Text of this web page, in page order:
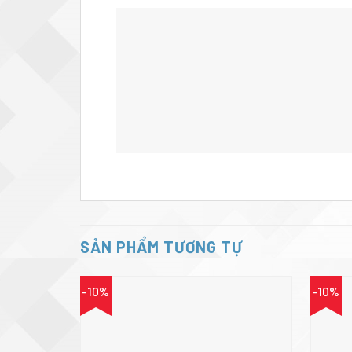
SẢN PHẨM TƯƠNG TỰ
-10% -10%